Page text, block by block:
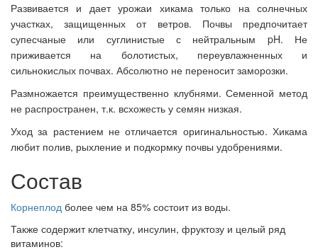
Развивается и дает урожаи хикама только на солнечных
участках, защищенных от ветров. Почвы предпочитает
супесчаные или суглинистые с нейтральным pH. Не
приживается на болотистых, переувлажненных и
сильнокислых почвах. Абсолютно не переносит заморозки.
Размножается преимущественно клубнями. Семенной метод
не распространен, т.к. всхожесть у семян низкая.
Уход за растением не отличается оригинальностью. Хикама
любит полив, рыхление и подкормку почвы удобрениями.
Состав
Корнеплод более чем на 85% состоит из воды.
Также содержит клетчатку, инсулин, фруктозу и целый ряд
витаминов: